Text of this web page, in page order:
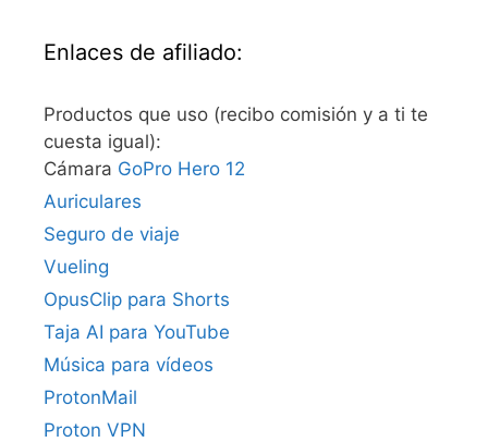
Enlaces de afiliado:
Productos que uso (recibo comisión y a ti te
cuesta igual):
Cámara GoPro Hero 12
Auriculares
Seguro de viaje
Vueling
OpusClip para Shorts
Taja AI para YouTube
Música para vídeos
ProtonMail
Proton VPN